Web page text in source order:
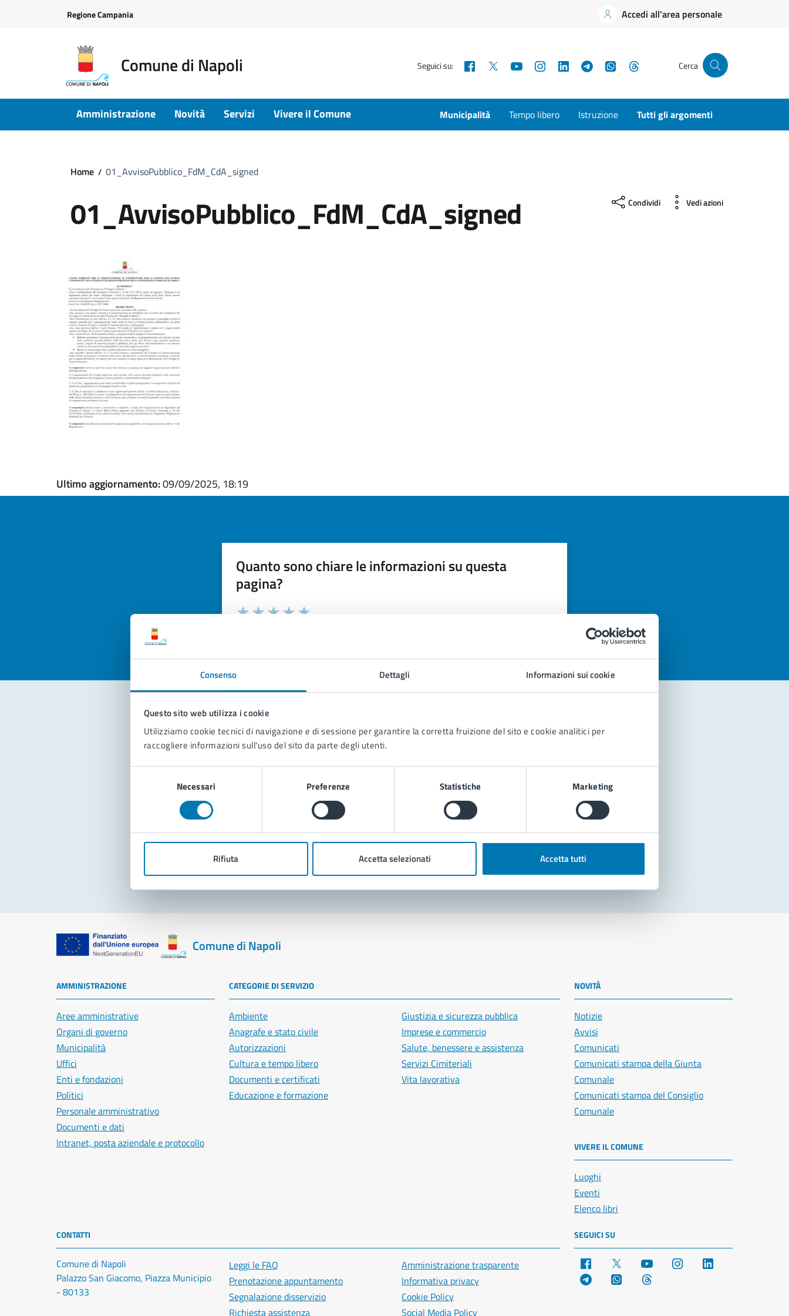
Consenso Dettagli Informazioni sui cookie
Questo sito web utilizza i cookie
Utilizziamo cookie tecnici di navigazione e di sessione per garantire la corretta fruizione del sito e cookie analitici per
raccogliere informazioni sull'uso del sito da parte degli utenti.
Necessari Preferenze Statistiche Marketing
Rifiuta Accetta selezionati Accetta tutti
Regione Campania Accedi all'area personale
Comune di Napoli Seguici su: Facebook YouTubeInstagramLinkedInTelegramWhatsApp Cerca
Amministrazione Novità Servizi Vivere il Comune Municipalità Tempo libero Istruzione Tutti gli argomenti
Home 01_AvvisoPubblico_FdM_CdA_signed
01_AvvisoPubblico_FdM_CdA_signed Condividi Vedi azioni
Ultimo aggiornamento:09/09/2025, 18:19
Quanto sono chiare le informazioni su questa
pagina?
Valuta la chiarezza delle informazioni (da 1 a 5 stelle)
Seleziona il numero di stelle per valutare la chiarezza delle informazioni
Contatta il comune
Richiedi assistenza
Prenota appuntamento
Problemi in città
Comune di Napoli
AMMINISTRAZIONE
Aree amministrative
Organi di governo
Municipalità
Uffici
Enti e fondazioni
Politici
Personale amministrativo
Documenti e dati
Intranet, posta aziendale e protocollo
CATEGORIE DI SERVIZIO
Ambiente
Anagrafe e stato civile
Autorizzazioni
Cultura e tempo libero
Documenti e certificati
Educazione e formazione
Giustizia e sicurezza pubblica
Imprese e commercio
Salute, benessere e assistenza
Servizi Cimiteriali
Vita lavorativa
NOVITÀ
Notizie
Avvisi
Comunicati
Comunicati stampa della Giunta
Comunale
Comunicati stampa del Consiglio
Comunale
VIVERE IL COMUNE
Luoghi
Eventi
Elenco libri
CONTATTI
Comune di Napoli
Palazzo San Giacomo, Piazza Municipio
- 80133
Leggi le FAQ
Prenotazione appuntamento
Segnalazione disservizio
Richiesta assistenza
Amministrazione trasparente
Informativa privacy
Cookie Policy
Social Media Policy
SEGUICI SU
Facebook YouTube Instagram
Telegram WhatsApp